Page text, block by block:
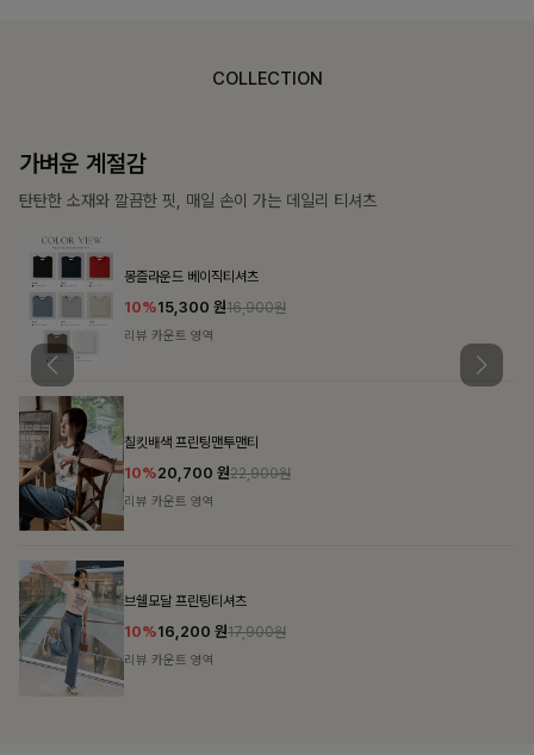
COLLECTION
가장 쉬운 코디
특별한 날부터 일상까지 함께하는 룩